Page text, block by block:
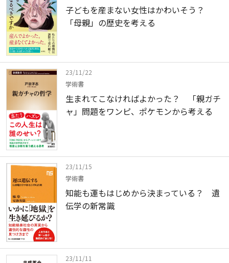
子どもを産まない女性はかわいそう？
「母親」の歴史を考える
23/11/22
学術書
生まれてこなければよかった？ 「親ガチ
ャ」問題をワンピ、ポケモンから考える
23/11/15
学術書
知能も運もはじめから決まっている？ 遺
伝学の新常識
23/11/11